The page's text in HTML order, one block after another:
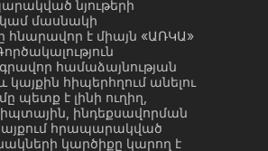
նյութերի
մասնակի
հնարավոր է միայն «ԱՌԿԱ»
համաձայնության
կայքին հիպերհղում անելու
պետք է լինի ուղիղ,
ինդեքսավորման
հրապարակված
կարծիքը կարող է